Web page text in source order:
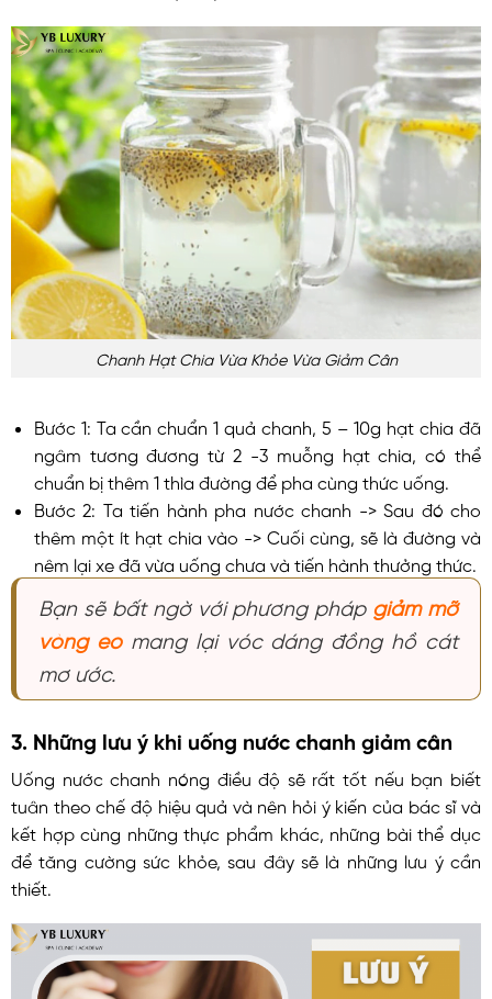
Chanh Hạt Chia Vừa Khỏe Vừa Giảm Cân
Bước 1: Ta cần chuẩn 1 quả chanh, 5 – 10g hạt chia đã
ngâm tương đương từ 2 -3 muỗng hạt chia, có thể
chuẩn bị thêm 1 thìa đường để pha cùng thức uống.
Bước 2: Ta tiến hành pha nước chanh -> Sau đó cho
thêm một ít hạt chia vào -> Cuối cùng, sẽ là đường và
nêm lại xe đã vừa uống chưa và tiến hành thưởng thức.
Bạn sẽ bất ngờ với phương pháp giảm mỡ
vòng eomang lại vóc dáng đồng hồ cát
mơ ước.
3. Những lưu ý khi uống nước chanh giảm cân
Uống nước chanh nóng điều độ sẽ rất tốt nếu bạn biết
tuân theo chế độ hiệu quả và nên hỏi ý kiến của bác sĩ và
kết hợp cùng những thực phẩm khác, những bài thể dục
để tăng cường sức khỏe, sau đây sẽ là những lưu ý cần
thiết.